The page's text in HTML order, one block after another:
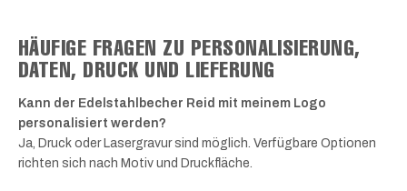
HÄUFIGE FRAGEN ZU PERSONALISIERUNG,
DATEN, DRUCK UND LIEFERUNG
Kann der Edelstahlbecher Reid mit meinem Logo
personalisiert werden?
Ja, Druck oder Lasergravur sind möglich. Verfügbare Optionen
richten sich nach Motiv und Druckfläche.